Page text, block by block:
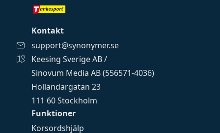
Funktioner
Korsordshjälp
Kontakt
support@synonymer.se
Keesing Sverige AB /
Sinovum Media AB (556571-4036)
Holländargatan 23
111 60 Stockholm